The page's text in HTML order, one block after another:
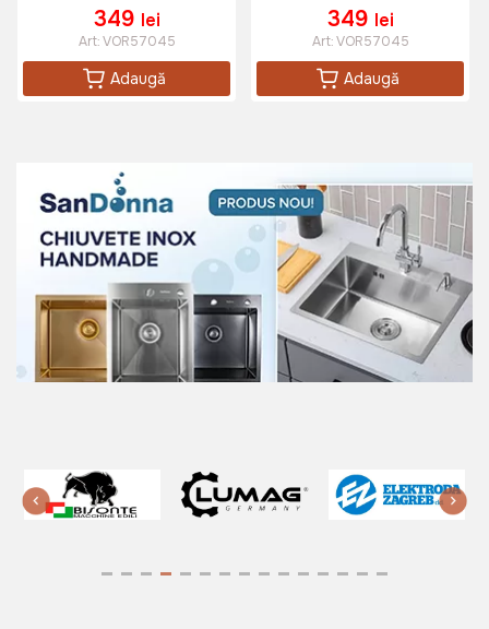
349 lei
Art:VOR57045
Adaugă
349 lei
Art:VOR57045
Adaugă